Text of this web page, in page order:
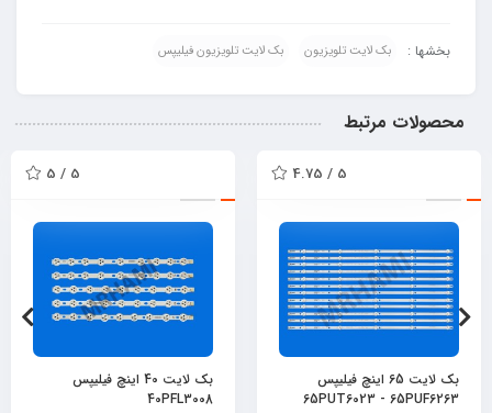
بخشها : بک لایت تلویزیون بک لایت تلویزیون فیلیپس
محصولات مرتبط
5 / 4.75
بک لایت 65 اینچ فیلیپس
65PUT6023 - 65PUF6263
5 / 5
بک لایت 40 اینچ فیلیپس
40PFL3008